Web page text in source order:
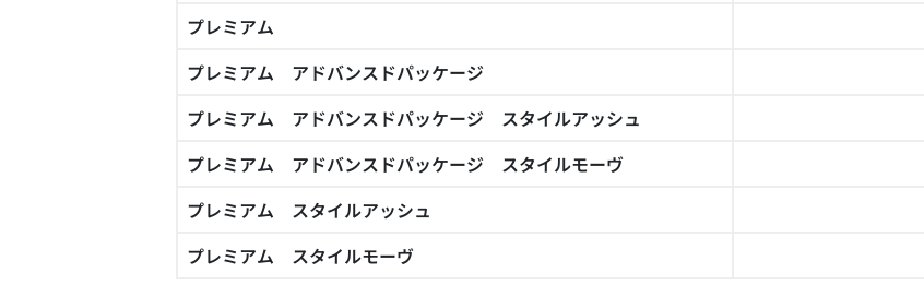
プレミアム
プレミアム アドバンスドパッケージ
プレミアム アドバンスドパッケージ スタイルアッシュ
プレミアム アドバンスドパッケージ スタイルモーヴ
プレミアム スタイルアッシュ
プレミアム スタイルモーヴ